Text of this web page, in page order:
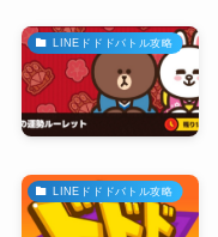
LINEドドドバトル攻略
LINEドドドバトル攻略